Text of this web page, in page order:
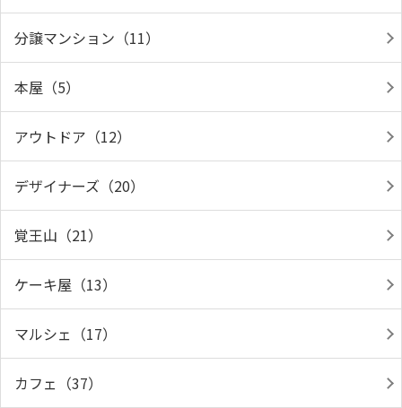
分譲マンション（11）
本屋（5）
アウトドア（12）
デザイナーズ（20）
覚王山（21）
ケーキ屋（13）
マルシェ（17）
カフェ（37）